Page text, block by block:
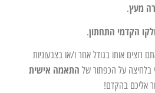
מעץ.
הקדמי התחתון.
רוצים אותו בגודל אחר ו/או בצבעוניות
בלחיצה על הכפתור של התאמה אישית
אליכם בהקדם!